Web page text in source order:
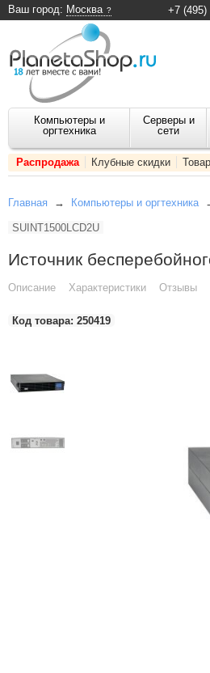
Ваш город: Москва +7 (495)
Компьютеры и
оргтехника
Серверы и
сети
Распродажа Клубные скидки
Главная → Компьютеры и оргтехника
SUINT1500LCD2U
Источник
Описание Характеристики Отзывы
Код товара: 250419